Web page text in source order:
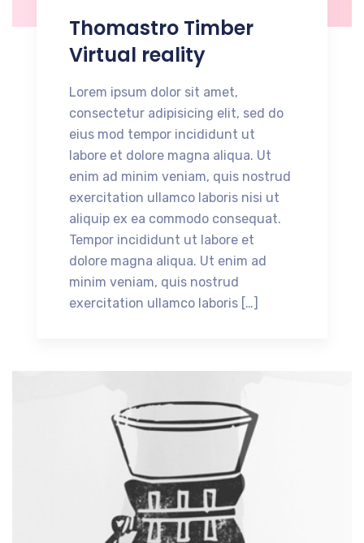
Thomastro Timber
Virtual reality
Lorem ipsum dolor sit amet,
consectetur adipisicing elit, sed do
eius mod tempor incididunt ut
labore et dolore magna aliqua. Ut
enim ad minim veniam, quis nostrud
exercitation ullamco laboris nisi ut
aliquip ex ea commodo consequat.
Tempor incididunt ut labore et
dolore magna aliqua. Ut enim ad
minim veniam, quis nostrud
exercitation ullamco laboris […]